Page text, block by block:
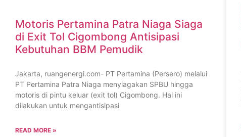
Motoris Pertamina Patra Niaga Siaga
di Exit Tol Cigombong Antisipasi
Kebutuhan BBM Pemudik
Jakarta, ruangenergi.com- PT Pertamina (Persero) melalui
PT Pertamina Patra Niaga menyiagakan SPBU hingga
motoris di pintu keluar (exit tol) Cigombong. Hal ini
dilakukan untuk mengantisipasi
READ MORE »